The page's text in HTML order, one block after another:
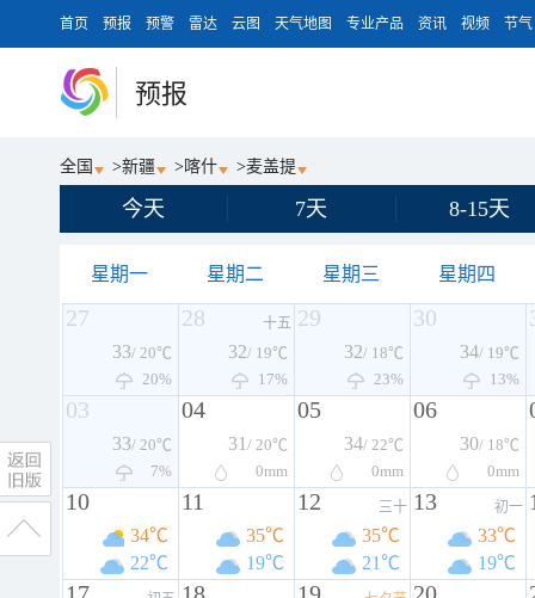
首页 预报 预警 雷达 云图 天气地图 专业产品 资讯 视频 节气
预报
全国 >新疆 > 喀什 >麦盖提
今天 7天 8-15天
星期一 星期二 星期三 星期四
27
33/ 20℃
20%
28 十五
32/ 19℃
17%
29
32/ 18℃
23%
30
34/ 19℃
13%
03
33/ 20℃
7%
04
31 / 20℃
0mm
05
34/ 22℃
0mm
06
30/ 18℃
0mm
10
34℃
22℃
11
35℃
19℃
12 三十
35℃
21℃
13 初一
33℃
19℃